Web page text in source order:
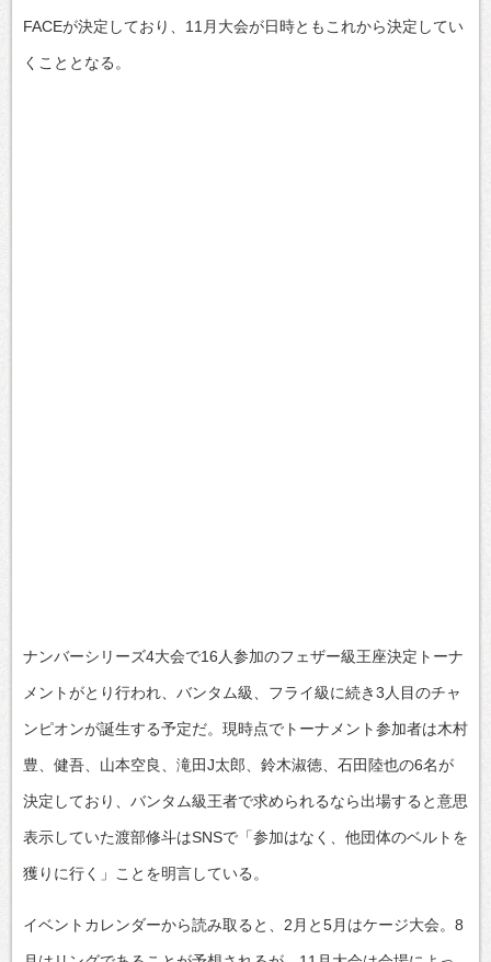
FACEが決定しており、11月大会が日時ともこれから決定してい
くこととなる。
ナンバーシリーズ4大会で16人参加のフェザー級王座決定トーナ
メントがとり行われ、バンタム級、フライ級に続き3人目のチャ
ンピオンが誕生する予定だ。現時点でトーナメント参加者は木村
豊、健吾、山本空良、滝田J太郎、鈴木淑徳、石田陸也の6名が
決定しており、バンタム級王者で求められるなら出場すると意思
表示していた渡部修斗はSNSで「参加はなく、他団体のベルトを
獲りに行く」ことを明言している。
イベントカレンダーから読み取ると、2月と5月はケージ大会。8